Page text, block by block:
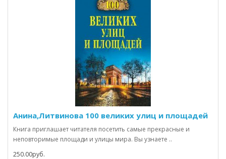
Анина,Литвинова 100 великих улиц и площадей
Книга приглашает читателя посетить самые прекрасные и
неповторимые площади и улицы мира. Вы узнаете ..
250.00руб.